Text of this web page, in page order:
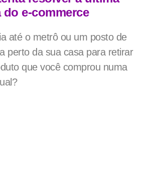
do e-commerce
até o metrô ou um posto de
perto da sua casa para retirar
que você comprou numa